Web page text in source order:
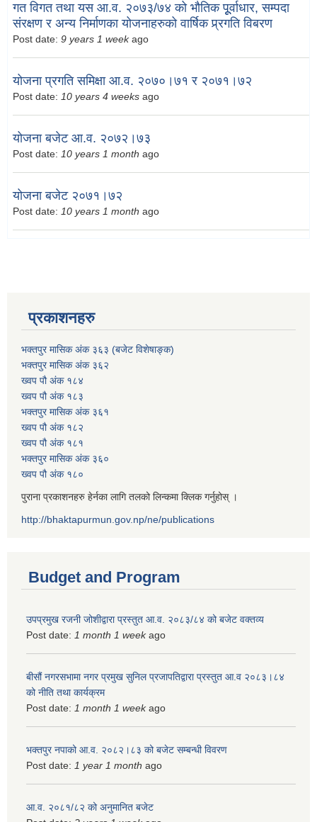
गत विगत तथा यस आ.व. २०७३/७४ को भौतिक पूूर्वाधार, सम्पदा
संरक्षण र अन्य निर्माणका योजनाहरुको वार्षिक प्र्रगति विबरण
Post date: 9 years 1 weekago
योजना प्रगति समिक्षा आ.व. २०७०।७१ र २०७१।७२
Post date: 10 years 4 weeks ago
योजना बजेट आ.व. २०७२।७३
Post date: 10 years 1 month ago
योजना बजेट २०७१।७२
Post date: 10 years 1 month ago
प्रकाशनहरु
भक्तपुर मासिक अंक ३६३ (बजेट विशेषाङ्क)
भक्तपुर मासिक अंक ३६२
ख्वप पौ अंक १८४
ख्वप पौ अंक १८३
भक्तपुर मासिक अंक ३६१
ख्वप पौ अंक १८२
ख्वप पौ अंक १८१
भक्तपुर मासिक अंक ३६०
ख्वप पौ अंक १८०
पुराना प्रकाशनहरु हेर्नका लागि तलको लिन्कमा क्लिक गर्नुहोस् ।
http://bhaktapurmun.gov.np/ne/publications
Budget and Program
उपप्रमुख रजनी जोशीद्वारा प्रस्तुत आ.व. २०८३/८४ को बजेट वक्तव्य
Post date: 1 month 1 weekago
बीसौं नगरसभामा नगर प्रमुख सुनिल प्रजापतिद्वारा प्रस्तुत आ.व‍ २०८३।८४
को नीति तथा कार्यक्रम
Post date: 1 month 1 weekago
भक्तपुर नपाको आ.व. २०८२।८३ को बजेट सम्बन्धी विवरण
Post date: 1 year 1 month ago
आ.व. २०८१/८२ को अनुमानित बजेट